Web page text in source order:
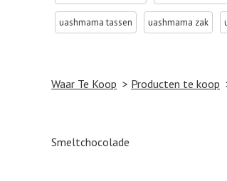
uashmama tassen uashmama zak
Waar Te Koop Producten te koop
Post navigation
Smeltchocolade